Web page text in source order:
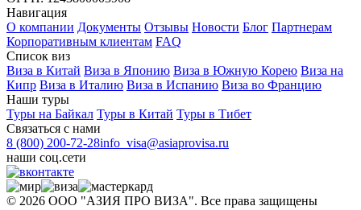
Навигация
О компании Документы Отзывы Новости Блог Партнерам
Корпоративным клиентам FAQ
Список виз
Виза в Китай Виза в Японию Виза в Южную Корею Виза на
Кипр Виза в Италию Виза в Испанию Виза во Францию
Наши туры
Туры на Байкал Туры в Китай Туры в Тибет
Связаться с нами
8 (800) 200-72-28info_visa@asiaprovisa.ru
наши соц.сети
© 2026 ООО "АЗИЯ ПРО ВИЗА". Все права защищены